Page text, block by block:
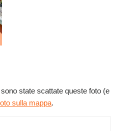
state scattate queste foto (e
sulla mappa.